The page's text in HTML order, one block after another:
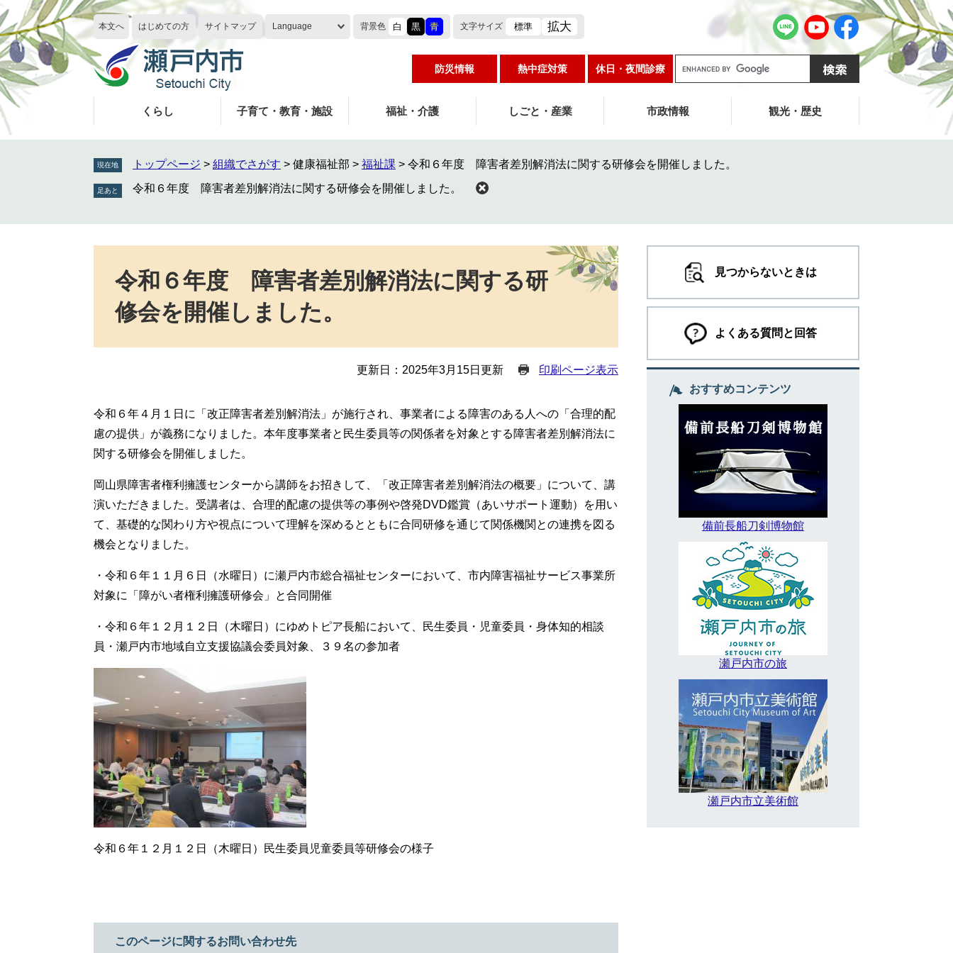
ペ
ー
ジ
の
先
頭
で
す
メ
ニ
ュ
ー
を
飛
ば
し
本文へ はじめての方 サイトマップ Language 背景色 白 黒 青 文字サイズ 標準 拡大
防災情報 熱中症対策 休日・夜間診療
g
e
ス
くらし 子育て・教育・施設 福祉・介護 しごと・産業 市政情報 観光・歴史
現在地 トップページ > 組織でさがす > 健康福祉部 > 福祉課 > 令和６年度 障害者差別解消法に関する研修会を開催しました。
令和６年度 障害者差別解消法に関する研修会を開催しました。
令和６年度 障害者差別解消法に関する研
修会を開催しました。
更新日：2025年3月15日更新 印刷ページ表示
令和６年４月１日に「改正障害者差別解消法」が施行され、事業者による障害のある人への「合理的配
慮の提供」が義務になりました。本年度事業者と民生委員等の関係者を対象とする障害者差別解消法に
関する研修会を開催しました。
岡山県障害者権利擁護センターから講師をお招きして、「改正障害者差別解消法の概要」について、講
演いただきました。受講者は、合理的配慮の提供等の事例や啓発DVD鑑賞（あいサポート運動）を用い
て、基礎的な関わり方や視点について理解を深めるとともに合同研修を通じて関係機関との連携を図る
機会となりました。
・令和６年１１月６日（水曜日）に瀬戸内市総合福祉センターにおいて、市内障害福祉サービス事業所
対象に「障がい者権利擁護研修会」と合同開催
・令和６年１２月１２日（木曜日）にゆめトピア長船において、民生委員・児童委員・身体知的相談
員・瀬戸内市地域自立支援協議会委員対象、３９名の参加者
​​令和６年１２月１２日（木曜日）民生委員児童委員等研修会の様子
このページに関するお問い合わせ先
見つからないときは
よくある質問と回答
おすすめコンテンツ
備前長船刀剣博物館
瀬戸内市の旅
瀬戸内市立美術館